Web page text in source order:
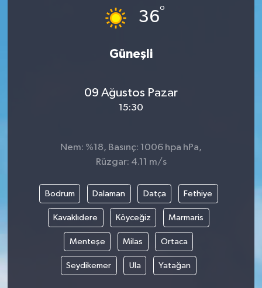
36°
Güneşli
09 Ağustos Pazar
15:30
Nem: %18, Basınç: 1006 hpa hPa,
Rüzgar: 4.11 m/s
Bodrum Dalaman Datça Fethiye
Kavaklıdere Köyceğiz Marmaris
Menteşe Milas Ortaca
Seydikemer Ula Yatağan
Yaşam
Yurttan